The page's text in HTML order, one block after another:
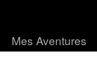
Mes Aventures